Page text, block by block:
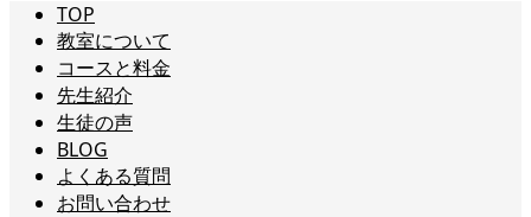
TOP
教室について
コースと料金
先生紹介
生徒の声
BLOG
よくある質問
お問い合わせ